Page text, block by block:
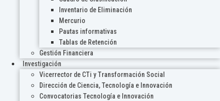
Inventario de Eliminación
Mercurio
Pautas informativas
Tablas de Retención
Gestión Financiera
Investigación
Vicerrector de CTi y Transformación Social
Dirección de Ciencia, Tecnología e Innovación
Convocatorias Tecnología e Innovación